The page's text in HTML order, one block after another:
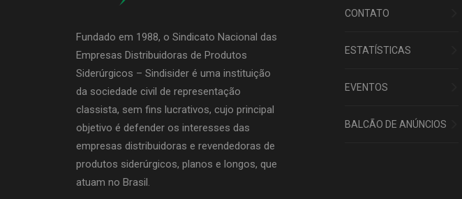
Fundado em 1988, o Sindicato Nacional das
Empresas Distribuidoras de Produtos
Siderúrgicos – Sindisider é uma instituição
da sociedade civil de representação
classista, sem fins lucrativos, cujo principal
objetivo é defender os interesses das
empresas distribuidoras e revendedoras de
produtos siderúrgicos, planos e longos, que
atuam no Brasil.
CONTATO
ESTATÍSTICAS
EVENTOS
BALCÃO DE ANÚNCIOS